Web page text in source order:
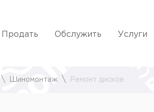
Продать Обслужить Услуги
Шиномонтаж Ремонт дисков